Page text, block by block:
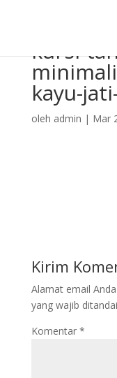
kursi-
kayu-
oleh admin | Mar
Kirim
Alamat email
yang wajib ditandai
Komentar *